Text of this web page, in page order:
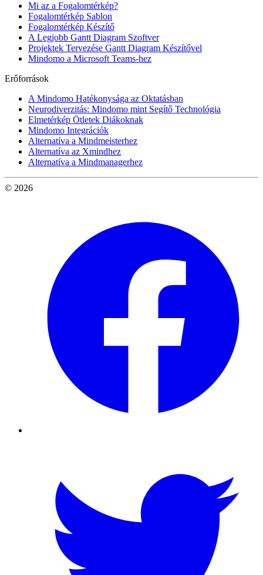
Mi az a Fogalomtérkép?
Fogalomtérkép Sablon
Fogalomtérkép Készítő
A Legjobb Gantt Diagram Szoftver
Projektek Tervezése Gantt Diagram Készítővel
Mindomo a Microsoft Teams-hez
Erőforrások
A Mindomo Hatékonysága az Oktatásban
Neurodiverzitás: Mindomo mint Segítő Technológia
Elmetérkép Ötletek Diákoknak
Mindomo Integrációk
Alternatíva a Mindmeisterhez
Alternatíva az Xmindhez
Alternatíva a Mindmanagerhez
© 2026